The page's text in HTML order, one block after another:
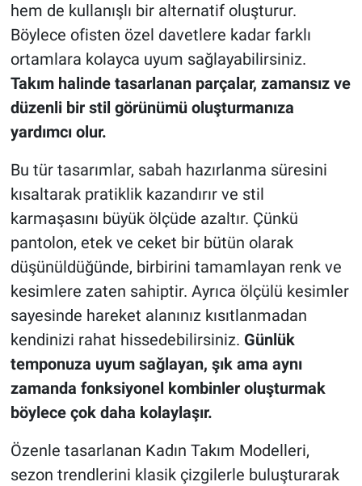
hem de kullanışlı bir alternatif oluşturur.
Böylece ofisten özel davetlere kadar farklı
ortamlara kolayca uyum sağlayabilirsiniz.
Takım halinde tasarlanan parçalar, zamansız ve
düzenli bir stil görünümü oluşturmanıza
yardımcı olur.
Bu tür tasarımlar, sabah hazırlanma süresini
kısaltarak pratiklik kazandırır ve stil
karmaşasını büyük ölçüde azaltır. Çünkü
pantolon, etek ve ceket bir bütün olarak
düşünüldüğünde, birbirini tamamlayan renk ve
kesimlere zaten sahiptir. Ayrıca ölçülü kesimler
sayesinde hareket alanınız kısıtlanmadan
kendinizi rahat hissedebilirsiniz. Günlük
temponuza uyum sağlayan, şık ama aynı
zamanda fonksiyonel kombinler oluşturmak
böylece çok daha kolaylaşır.
Özenle tasarlanan Kadın Takım Modelleri,
sezon trendlerini klasik çizgilerle buluşturarak